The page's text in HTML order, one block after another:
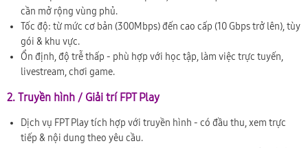
cần mở rộng vùng phủ.
Tốc độ: từ mức cơ bản (300Mbps) đến cao cấp (10 Gbps trở lên), tùy
gói & khu vực.
Ổn định, độ trễ thấp - phù hợp với học tập, làm việc trực tuyến,
livestream, chơi game.
2. Truyền hình / Giải trí FPT Play
Dịch vụ FPT Play tích hợp với truyền hình - có đầu thu, xem trực
tiếp & nội dung theo yêu cầu.